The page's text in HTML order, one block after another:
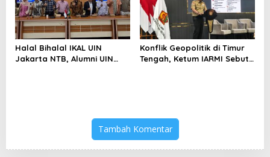
Halal Bihalal IKAL UIN
Jakarta NTB, Alumni UIN
Konflik Geopolitik di Timur
Tengah, Ketum IARMI Sebut
Tambah Komentar